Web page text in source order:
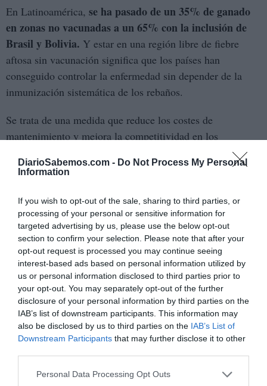
DiarioSabemos.com - Do Not Process My Personal
Information
If you wish to opt-out of the sale, sharing to third parties, or
processing of your personal or sensitive information for
targeted advertising by us, please use the below opt-out
section to confirm your selection. Please note that after your
opt-out request is processed you may continue seeing
interest-based ads based on personal information utilized by
us or personal information disclosed to third parties prior to
your opt-out. You may separately opt-out of the further
disclosure of your personal information by third parties on the
IAB’s list of downstream participants. This information may
also be disclosed by us to third parties on the IAB’s List of
Downstream Participants that may further disclose it to other
Personal Data Processing Opt Outs
En Latinoamérica, se ha pasado de un 35% de ganado
en zonas no vacunadas a un 65% con la inclusión de
Brasil y Bolivia. Y estar en una región libre de fiebre
aftosa sin vacunación significa que los países han
conseguido controlar la enfermedad sin depender de la
inmunización sistemática de los rebaños.
Se trata de una medida que reduce los costes de
mantenimiento y mejora la competitividad en los
La enfermedad afecta a la seguridad
alimentaria
La fiebre aftosasupone una amenaza para la seguridad
alimentaria y afecta a los rebaños y a la economía de
los países.
La vacunación del ganado ha sido la principal estrategia
para controlar los focos y prevenir nuevos casos, lo que ha
permitido a varios países lograr la erradicación de la
enfermedad. Una vez comprobada la ausencia de
transmisión del virus y eliminados los riesgos internos en
un territorio, los países pueden suspender la vacunación y
mantener la erradicación sin necesidad de seguir